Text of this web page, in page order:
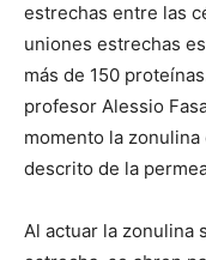
estrechas entre las
uniones estrechas
más de 150
profesor Alessio
momento la
descrito de la
Al actuar la zonulina